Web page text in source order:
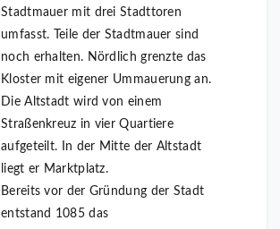
Stadtmauer mit drei Stadttoren
umfasst. Teile der Stadtmauer sind
noch erhalten. Nördlich grenzte das
Kloster mit eigener Ummauerung an.
Die Altstadt wird von einem
Straßenkreuz in vier Quartiere
aufgeteilt. In der Mitte der Altstadt
liegt er Marktplatz.
Bereits vor der Gründung der Stadt
entstand 1085 das